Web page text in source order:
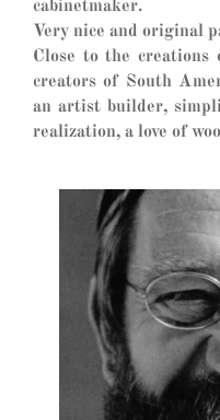
cabinetmaker.
Very nice and original
Close to the
creators of South
an artist builder,
realization, a love of